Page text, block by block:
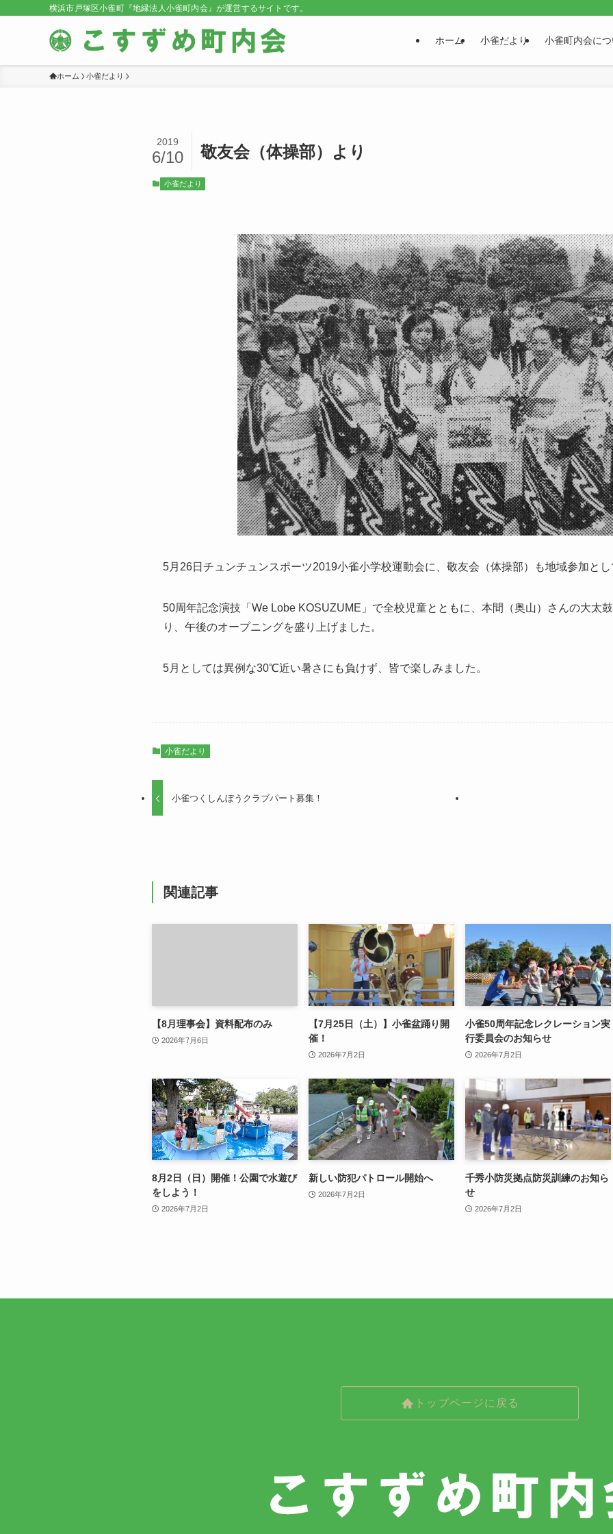
横浜市戸塚区小雀町『地縁法人小雀町内会』が運営するサイトです。
ホーム 小雀だより 小雀町内会に
ホーム 小雀だより
敬友会（体操部）より
2019
6/10
小雀だより
5月26日チュンチュンスポーツ2019小雀小学校運動会に、敬友会（体操部）も地域参加とし
50周年記念演技「We Lobe KOSUZUME」で全校児童とともに、本間（奥山）さんの大太
り、午後のオープニングを盛り上げました。
5月としては異例な30℃近い暑さにも負けず、皆で楽しみました。
小雀だより
小雀つくしんぼうクラブパート募集！
関連記事
【8月理事会】資料配布のみ
2026年7月6日
【7月25日（土）】小雀盆踊り開
催！
2026年7月2日
小雀50周年記念レクレーション実
行委員会のお知らせ
2026年7月2日
8月2日（日）開催！公園で水遊び
をしよう！
2026年7月2日
新しい防犯パトロール開始へ
2026年7月2日
千秀小防災拠点防災訓練のお知ら
せ
2026年7月2日
トップページに戻る